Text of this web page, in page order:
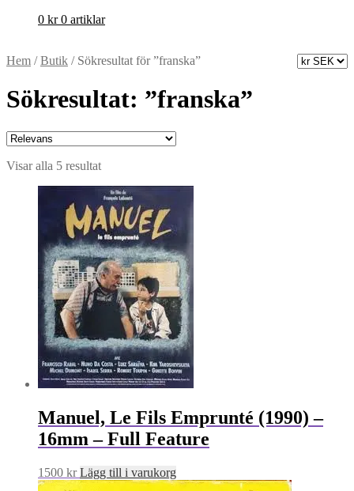
0 kr 0 artiklar
Hem /Butik / Sökresultat för ”franska”
Sökresultat: ”franska”
Visar alla 5 resultatSortera
senaste
Manuel, Le Fils Emprunté (1990) –
16mm – Full Feature
1500 kr Lägg till i varukorg